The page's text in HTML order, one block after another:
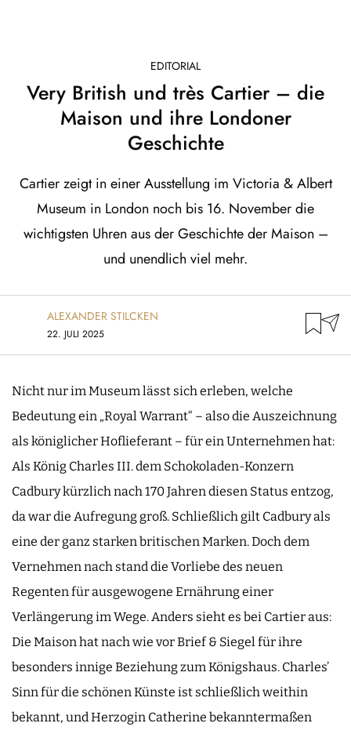
EDITORIAL
Very British und très Cartier – die
Maison und ihre Londoner
Geschichte
Cartier zeigt in einer Ausstellung im Victoria & Albert
Museum in London noch bis 16. November die
wichtigsten Uhren aus der Geschichte der Maison –
und unendlich viel mehr.
ALEXANDER STILCKEN
22. JULI 2025
Nicht nur im Museum lässt sich erleben, welche
Bedeutung ein „Royal Warrant“ – also die Auszeichnung
als königlicher Hoflieferant – für ein Unternehmen hat:
Als König Charles III. dem Schokoladen-Konzern
Cadbury kürzlich nach 170 Jahren diesen Status entzog,
da war die Aufregung groß. Schließlich gilt Cadbury als
eine der ganz starken britischen Marken. Doch dem
Vernehmen nach stand die Vorliebe des neuen
Regenten für ausgewogene Ernährung einer
Verlängerung im Wege. Anders sieht es bei Cartier aus:
Die Maison hat nach wie vor Brief & Siegel für ihre
besonders innige Beziehung zum Königshaus. Charles’
Sinn für die schönen Künste ist schließlich weithin
bekannt, und Herzogin Catherine bekanntermaßen